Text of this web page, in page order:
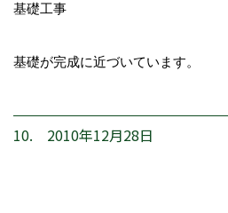
基礎工事
基礎が完成に近づいています。
10. 2010年12月28日